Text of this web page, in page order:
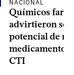
NACIONAL
Químicos
advirtieron
potencial de
medicamentos
CTI